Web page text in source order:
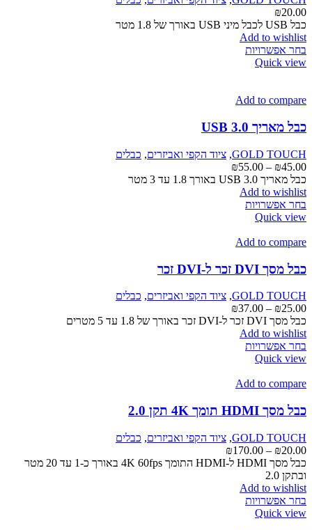
בעמוד
המוצר
₪20.00
כבל USB לכבל מיני USB באורך של 1.8 מטר
Add to wishlist
בחר אפשרויות
סוגים.
לבחור
את
האפשרויות
בעמוד
המוצר
Quick view
Add to compare
כבל מאריך USB 3.0
GOLD TOUCH
, ציוד הקפי ואביזרים, כבלים
₪45.00
–
₪55.00
מחירים:
כבל מאריך USB 3.0 באורך 1.8 עד 3 מטר
Add to wishlist
בחר אפשרויות
מספר
ניתן
לבחור
את
האפשרויות
בעמוד
המוצר
Quick view
Add to compare
כבל מסך DVI זכר ל-DVI זכר
GOLD TOUCH
, ציוד הקפי ואביזרים, כבלים
₪25.00
–
₪37.00
מחירים:
כבל מסך DVI זכר ל-DVI זכר באורך של 1.8 עד 5 מטרים
Add to wishlist
בחר אפשרויות
מספר
ניתן
לבחור
את
האפשרויות
בעמוד
המוצר
Quick view
Add to compare
כבל מסך HDMI תומך 4K תקן 2.0
GOLD TOUCH
, ציוד הקפי ואביזרים, כבלים
₪20.00
–
₪170.00
מחירים:
כבל מסך HDMI ל-HDMI התומך 4K 60fps באורך כ-1 עד 20 מטר
ובתקן 2.0
Add to wishlist
בחר אפשרויות
Quick view